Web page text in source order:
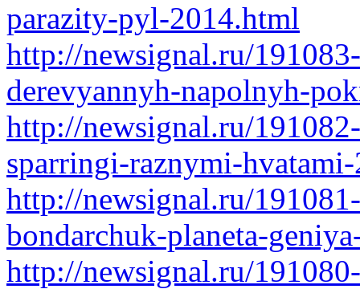
parazity-pyl-2014.html
http://newsignal.ru/
derevyannyh-napolnyh-
http://newsignal.ru/
sparringi-raznymi-
http://newsignal.ru/
bondarchuk-planeta-
http://newsignal.ru/